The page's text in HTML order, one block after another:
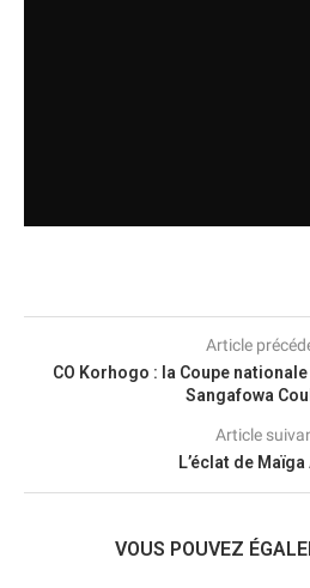
Article
CO Korhogo : la Coupe
Sangafowa
Article
L’éclat de Maïga
VOUS POUVEZ